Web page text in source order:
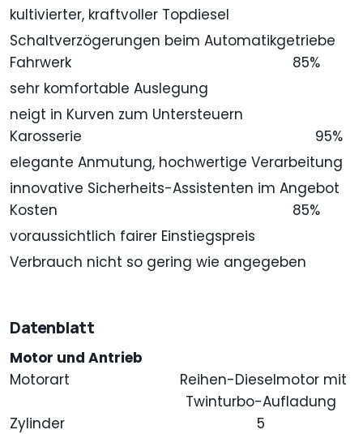
kultivierter, kraftvoller Topdiesel
Schaltverzögerungen beim Automatikgetriebe
Fahrwerk
85%
sehr komfortable Auslegung
neigt in Kurven zum Untersteuern
Karosserie
95%
elegante Anmutung, hochwertige Verarbeitung
innovative Sicherheits-Assistenten im Angebot
Kosten
85%
voraussichtlich fairer Einstiegspreis
Verbrauch nicht so gering wie angegeben
Datenblatt
Motor und Antrieb
Motorart
Reihen-Dieselmotor mit
Twinturbo-Aufladung
Zylinder
5